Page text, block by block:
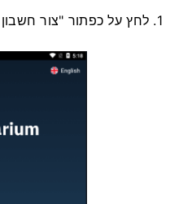
1. לחץ על כפתור "צור חשבון בחינם"